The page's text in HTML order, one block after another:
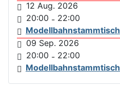
12 Aug. 2026
20:00 - 22:00
Modellbahnstammtisch
09 Sep. 2026
20:00 - 22:00
Modellbahnstammtisch